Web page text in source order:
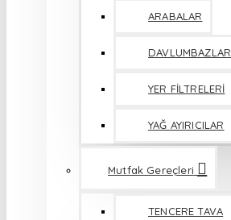
ARABALAR
DAVLUMBAZLAR
YER FİLTRELERİ
YAĞ AYIRICILAR
Mutfak Gereçleri
TENCERE TAVA